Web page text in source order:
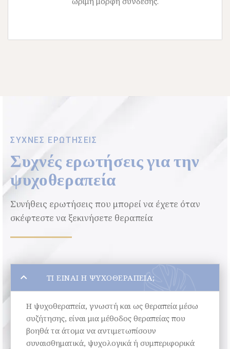
ΣΥΧΝΕΣ ΕΡΩΤΗΣΕΙΣ
Συχνές ερωτήσεις για την
ψυχοθεραπεία
Συνήθεις ερωτήσεις που μπορεί να έχετε όταν
σκέφτεστε να ξεκινήσετε θεραπεία
ΤΙ ΕΊΝΑΙ Η ΨΥΧΟΘΕΡΑΠΕΊΑ;
Η ψυχοθεραπεία, γνωστή και ως θεραπεία μέσω
συζήτησης, είναι μια μέθοδος θεραπείας που
βοηθά τα άτομα να αντιμετωπίσουν
συναισθηματικά, ψυχολογικά ή συμπεριφορικά